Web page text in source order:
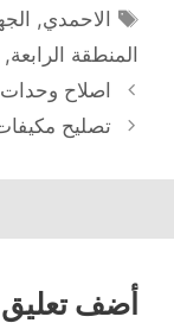
الوسوم
الاحمدي,
المنطقة الرابعة,
اصلاح
تصليح
أضف تعليق